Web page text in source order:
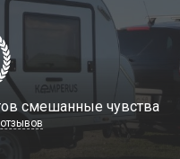
смешанные чувства